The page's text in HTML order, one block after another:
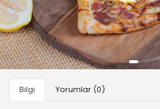
Bilgi Yorumlar (0)